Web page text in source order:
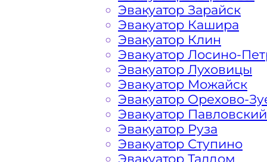
Расчет стоимости эвакуатора за
каждом конкретном случае
готова порадовать доступными
На стоимость эвакуации
Габариты, вес и тип
Эвакуатор Зарайск
Эвакуатор Кашира
Эвакуатор Клин
Эвакуатор Лосино-
Эвакуатор Луховицы
Эвакуатор Можайск
Эвакуатор Орехово-
Эвакуатор
Эвакуатор Руза
Эвакуатор Ступино
Эвакуатор Талдом